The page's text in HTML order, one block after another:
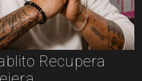
Recupera